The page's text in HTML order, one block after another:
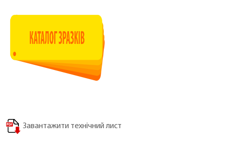
Завантажити технічний лист